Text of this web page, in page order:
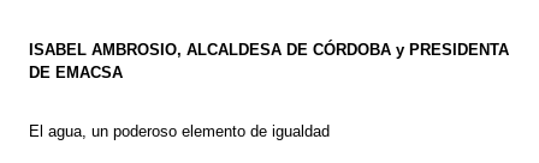
ISABEL AMBROSIO, ALCALDESA DE CÓRDOBA y PRESIDENTA
DE EMACSA
El agua, un poderoso elemento de igualdad